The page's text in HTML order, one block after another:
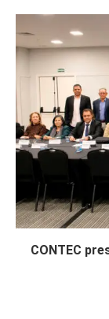
CONTEC